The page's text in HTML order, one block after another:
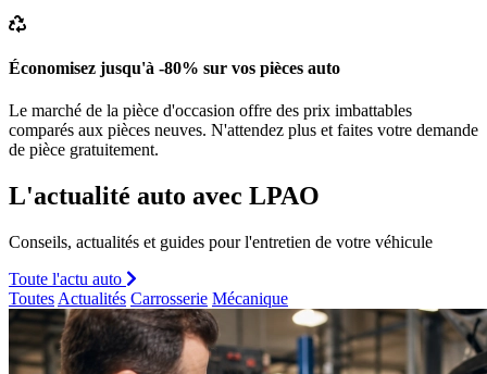
Économisez jusqu'à -80% sur vos pièces auto
Le marché de la pièce d'occasion offre des prix imbattables
comparés aux pièces neuves. N'attendez plus et faites votre demande
de pièce gratuitement.
L'actualité auto avec LPAO
Conseils, actualités et guides pour l'entretien de votre véhicule
Toute l'actu auto
Toutes Actualités Carrosserie Mécanique